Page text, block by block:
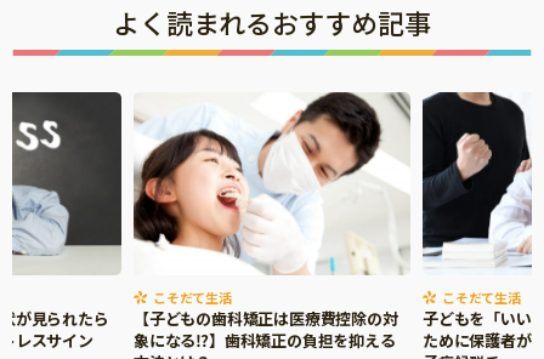
よく読まれるおすすめ記事
が見られたら
レスサイン
こそだて生活
【子どもの歯科矯正は医療費控除の対
象になる⁉】歯科矯正の負担を抑える
こそだて生活
子どもを「いい
ために保護者が